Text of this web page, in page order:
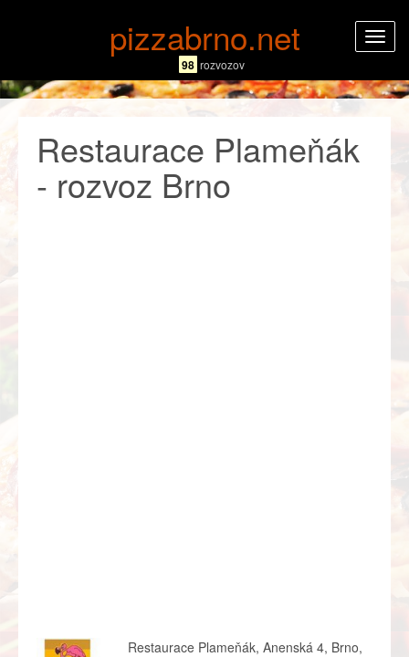
pizzabrno.net
98 rozvozov
Restaurace Plameňák
- rozvoz Brno
Restaurace Plameňák, Anenská 4, Brno,